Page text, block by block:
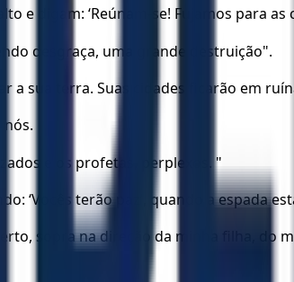
e digam: ‘Reúnam-se! Fujamos para as
desgraça, uma grande destruição".
a sua terra. Suas cidades ficarão em
nós.
e os profetas, perplexos. "
‘Vocês terão paz’, quando a espada
sopra na direção da minha filha, do